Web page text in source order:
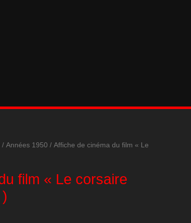
/ Années 1950 / Affiche de cinéma du film « Le
film « Le corsaire